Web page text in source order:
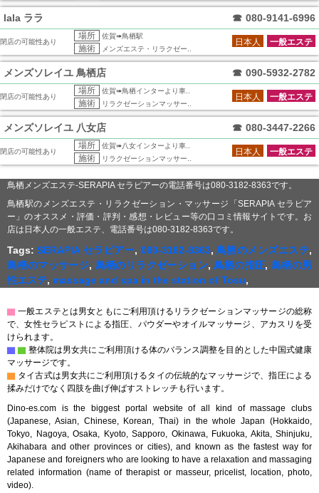
lala ララ ☎ 080-9141-6996
閉店の可能性あり
場所 佐賀➠鳥栖駅
施術 メンズエステ・リラクゼー..
一般エステ
日本人
メンズソレイユ 鳥栖店 ☎ 090-5932-2782
閉店の可能性あり
場所 佐賀➠鳥栖インターより車..
施術 リラクゼーションマッサー..
一般エステ
日本人
メンズソレイユ 八女店 ☎ 080-3447-2266
閉店の可能性あり
場所 佐賀➠八女インターより車..
施術 リラクゼーションマッサー..
一般エステ
日本人
鳥栖メンズエステ-SERAPIA セラピアーの電話番号は080-3182-8363です。
鳥栖駅のメンズエステ・リラクゼーション・マッサージ「SERAPIA セラピア
ー」のオススメ・評価・評判・感想・レビュー等の口コミ情報サイトです。お
店は日本人の一般エステ、電話番号は080-3182-8363です。
Tags:SERAPIA セラピアー, 080-3182-8363, 鳥栖のメンズエステ,
鳥栖のマッサージ, 鳥栖のリラクゼーション, 鳥栖の指圧, 鳥栖の男
性エステ, massage and spa in the station of Tosu,
▇ 一般エステとは男女ともにご利用頂けるリラクゼーションマッサージの総称
で、女性セラピストによる指圧、パウダーやオイルマッサージ、アカスリを受
けられます。
▇ ▇ 整体院は男女共にご利用頂ける体のバランス調整を目的とした中国式健康
マッサージです。
▇ タイ古式は男女共にご利用頂けるタイの伝統的なマッサージで、指圧による
揉みだけでなく四肢を曲げ伸ばすストレッチも行います。
Dino-es.com is the biggest portal website of all kind of massage clubs
(Japanese, Asian, Chinese, Korean, Thai) in the whole Japan (Hokkaido,
Tokyo, Nagoya, Osaka, Kyoto, Sapporo, Okinawa, Fukuoka, Akita, Shinjuku,
Akihabara and other provinces or cities), and known as the fastest way for
Japanese and foreigners who are looking to have a relaxation and massaging
related information (name of therapist or masseur, pricelist, location, photo,
video).